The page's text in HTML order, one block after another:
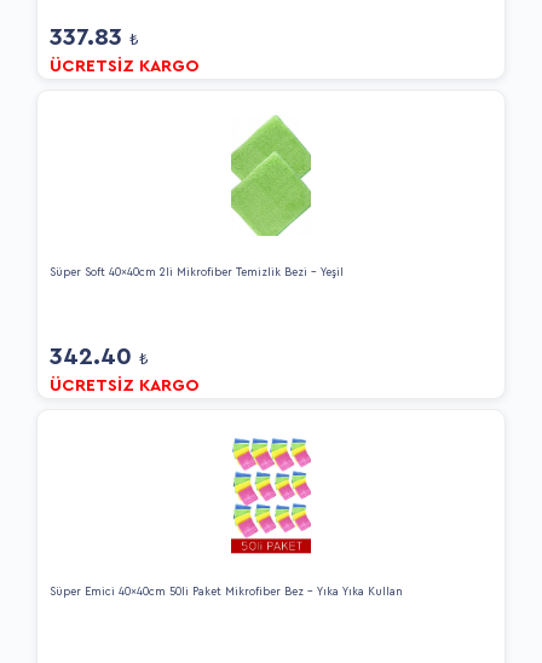
337.83 ₺
ÜCRETSİZ KARGO
Süper Soft 40x40cm 2li Mikrofiber Temizlik Bezi - Yeşil
342.40 ₺
ÜCRETSİZ KARGO
Süper Emici 40x40cm 50li Paket Mikrofiber Bez - Yıka Yıka Kullan